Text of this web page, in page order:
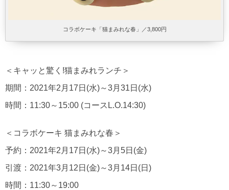
コラボケーキ「猫まみれな春」／3,800円
＜キャッと驚く!猫まみれランチ＞
期間：2021年2月17日(水)～3月31日(水)
時間：11:30～15:00 (コースL.O.14:30)
＜コラボケーキ 猫まみれな春＞
予約：2021年2月17日(水)～3月5日(金)
引渡：2021年3月12日(金)～3月14日(日)
時間：11:30～19:00